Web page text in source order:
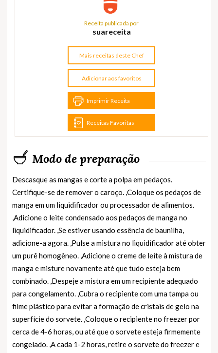
Receita publicada por
suareceita
Mais receitas deste Chef
Adicionar aos favoritos
Imprimir Receita
Receitas Favoritas
Modo de preparação
Descasque as mangas e corte a polpa em pedaços.
Certifique-se de remover o caroço. ,Coloque os pedaços de
manga em um liquidificador ou processador de alimentos.
,Adicione o leite condensado aos pedaços de manga no
liquidificador. ,Se estiver usando essência de baunilha,
adicione-a agora. ,Pulse a mistura no liquidificador até obter
um purê homogêneo. ,Adicione o creme de leite à mistura de
manga e misture novamente até que tudo esteja bem
combinado. ,Despeje a mistura em um recipiente adequado
para congelamento. ,Cubra o recipiente com uma tampa ou
filme plástico para evitar a formação de cristais de gelo na
superfície do sorvete. ,Coloque o recipiente no freezer por
cerca de 4-6 horas, ou até que o sorvete esteja firmemente
congelado. ,A cada 1-2 horas, retire o sorvete do freezer e